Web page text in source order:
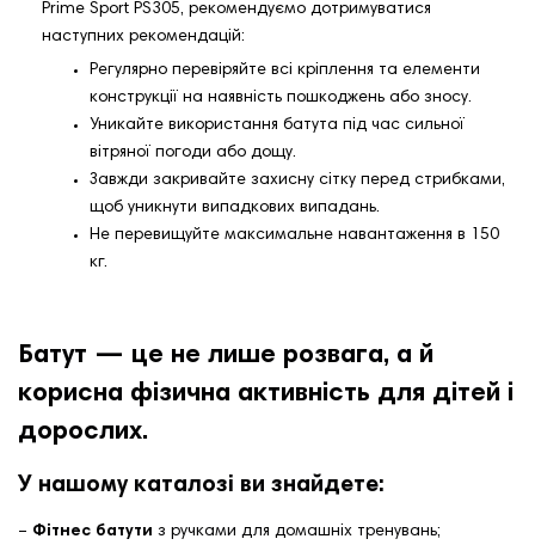
Prime Sport PS305, рекомендуємо дотримуватися
наступних рекомендацій:
Регулярно перевіряйте всі кріплення та елементи
конструкції на наявність пошкоджень або зносу.
Уникайте використання батута під час сильної
вітряної погоди або дощу.
Завжди закривайте захисну сітку перед стрибками,
щоб уникнути випадкових випадань.
Не перевищуйте максимальне навантаження в 150
кг.
Батут — це не лише розвага, а й
корисна фізична активність для дітей і
дорослих.
У нашому каталозі ви знайдете:
– Фітнес батути з ручками для домашніх тренувань;